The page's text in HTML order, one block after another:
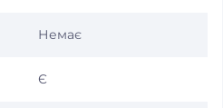
Немає
Є